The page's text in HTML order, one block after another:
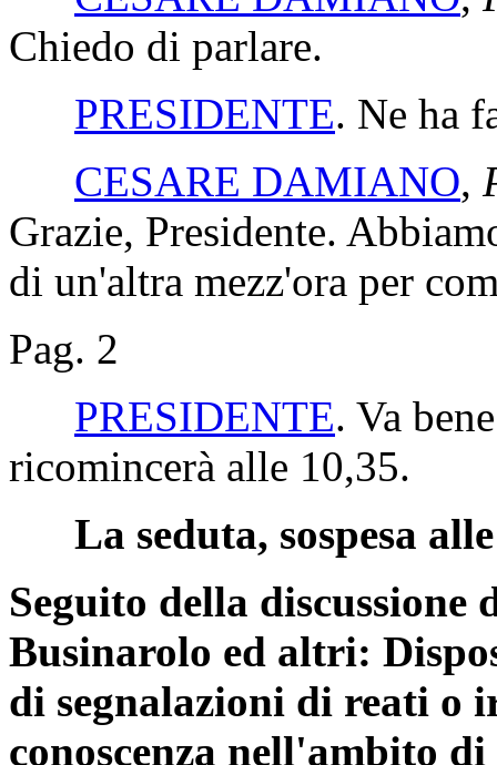
Chiedo di parlare.
PRESIDENTE. Ne ha
CESARE DAMIANO,
Grazie, Presidente.
di un'altra mezz'ora per
Pag. 2
PRESIDENTE. Va
ricomincerà alle 10,35.
La seduta, sospesa
Seguito della discussione
Businarolo ed altri:
di segnalazioni di reati o
conoscenza nell'ambito